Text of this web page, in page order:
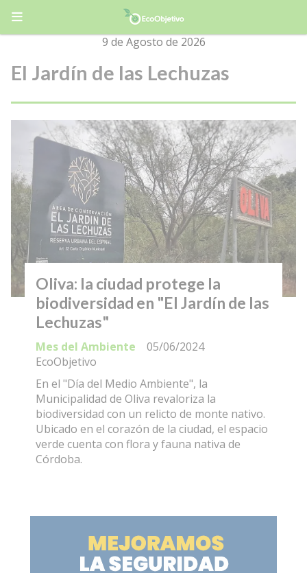
9 de Agosto de 2026
El Jardín de las Lechuzas
Oliva: la ciudad protege la
biodiversidad en "El Jardín de las
Lechuzas"
EcoObjetivo
Mes del Ambiente 05/06/2024
En el "Día del Medio Ambiente", la
Municipalidad de Oliva revaloriza la
biodiversidad con un relicto de monte nativo.
Ubicado en el corazón de la ciudad, el espacio
verde cuenta con flora y fauna nativa de
Córdoba.